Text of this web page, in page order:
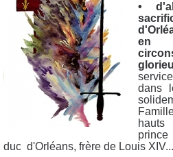
•
en
dans
hauts
duc d'Orléans, frère de Louis XIV...